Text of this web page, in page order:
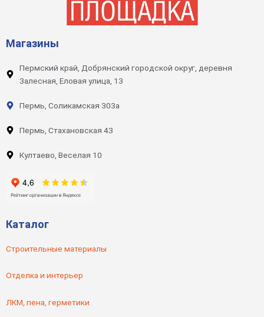
Магазины
Пермский край, Добрянский городской округ, деревня
Залесная, Еловая улица, 13
Пермь, Соликамская 303а
Пермь, Стахановская 43
Култаево, Веселая 10
Каталог
Строительные материалы
Отделка и интерьер
ЛКМ, пена, герметики